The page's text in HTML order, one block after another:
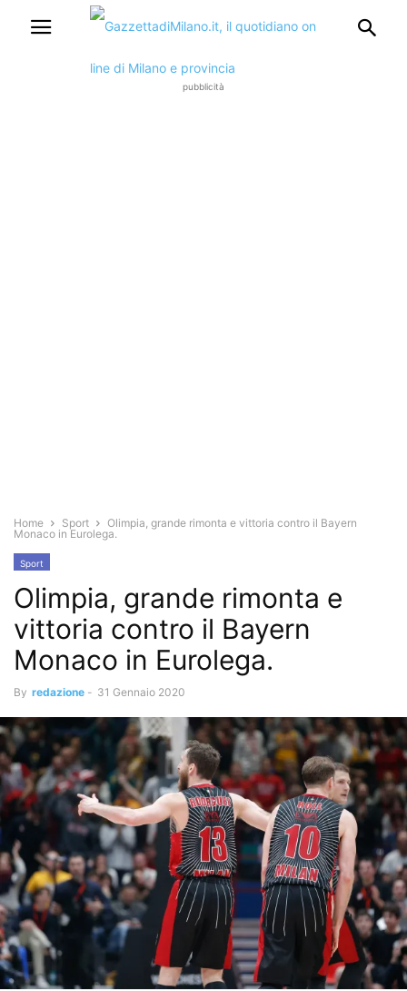
pubblicità
Home Sport
Olimpia, grande rimonta e vittoria contro il Bayern
Monaco in Eurolega.
Sport
Olimpia, grande rimonta e
vittoria contro il Bayern
Monaco in Eurolega.
By redazione - 31 Gennaio 2020